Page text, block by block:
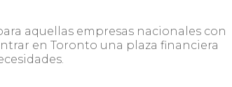
aquellas empresas nacionales con
en Toronto una plaza financiera